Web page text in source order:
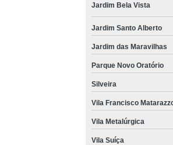
Jardim Bela Vista
Jardim Santo Alberto
Jardim das Maravilhas
Parque Novo Oratório
Silveira
Vila Francisco
Vila Metalúrgica
Vila Suíça